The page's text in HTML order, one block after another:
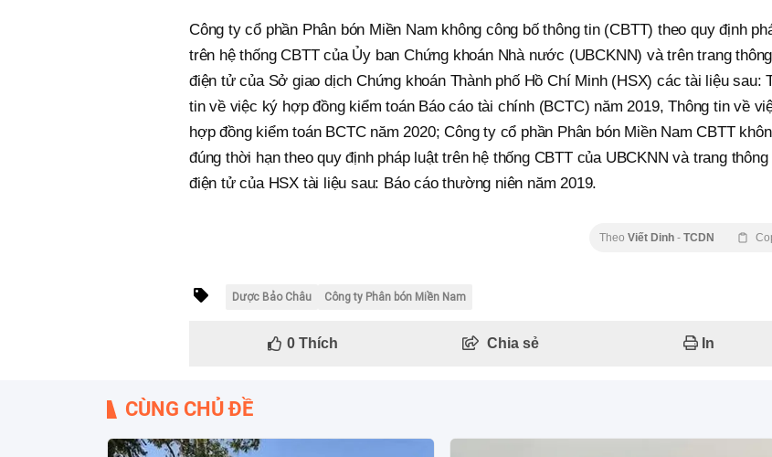
Công ty cổ phần Phân bón Miền Nam không công bố thông tin (CBTT) theo quy định
trên hệ thống CBTT của Ủy ban Chứng khoán Nhà nước (UBCKNN) và trên trang
điện tử của Sở giao dịch Chứng khoán Thành phố Hồ Chí Minh (HSX) các tài liệu sau:
tin về việc ký hợp đồng kiểm toán Báo cáo tài chính (BCTC) năm 2019, Thông tin về
hợp đồng kiểm toán BCTC năm 2020; Công ty cổ phần Phân bón Miền Nam CBTT
đúng thời hạn theo quy định pháp luật trên hệ thống CBTT của UBCKNN và trang thông
điện tử của HSX tài liệu sau: Báo cáo thường niên năm 2019.
Theo Viết Dinh - TCDN
Dược Bảo Châu Công ty Phân bón Miền Nam
0Thích Chia sẻ In
CÙNG CHỦ ĐỀ